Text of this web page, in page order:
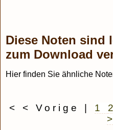
Diese Noten sind
zum Download
Hier finden Sie ähnliche
< < Vorige 1